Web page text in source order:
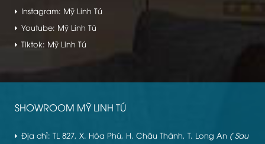
Instagram: Mỹ Linh Tú
Youtube: Mỹ Linh Tú
Tiktok: Mỹ Linh Tú
SHOWROOM MỸ LINH TÚ
Địa chỉ: TL 827, X. Hòa Phú, H. Châu Thành, T. Long An ( Sau